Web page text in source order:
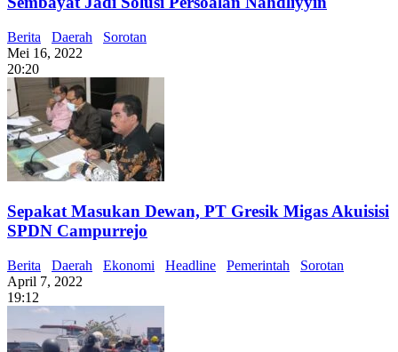
Berita Daerah
Sorotan
Mei 16, 2022
20:20
Sepakat Masukan Dewan, PT Gresik Migas Akuisisi
SPDN Campurrejo
Berita Daerah Ekonomi Headline Pemerintah
Sorotan
April 7, 2022
19:12